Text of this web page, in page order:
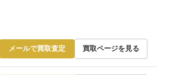
メールで買取査定 買取ページを見る